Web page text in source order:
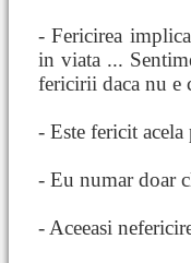
- Fericirea
in viata ...
fericirii daca nu e
- Este fericit
- Eu numar doar
- Aceeasi